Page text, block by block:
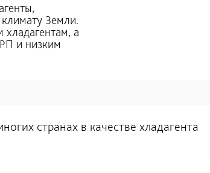
Земли.
а
и низким
странах в качестве хладагента